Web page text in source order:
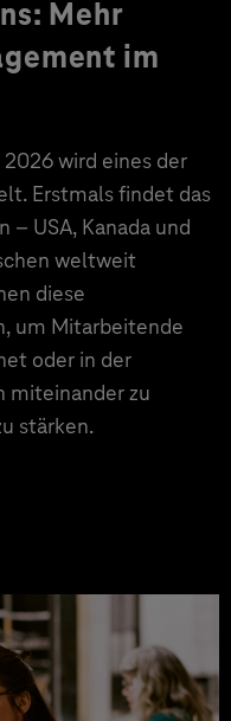
Mehr
im
wird eines der
Erstmals findet das
– USA, Kanada und
weltweit
diese
um Mitarbeitende
oder in der
miteinander zu
stärken.